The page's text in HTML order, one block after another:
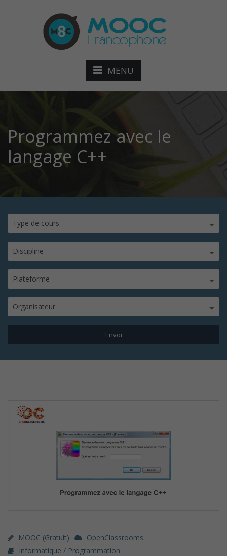
MENU
Programmez avec le
langage C++
Type de cours
Discipline
Plateforme
Organisateur
MOOC (gratuit)
OpenClassrooms
Informatique / Programmation